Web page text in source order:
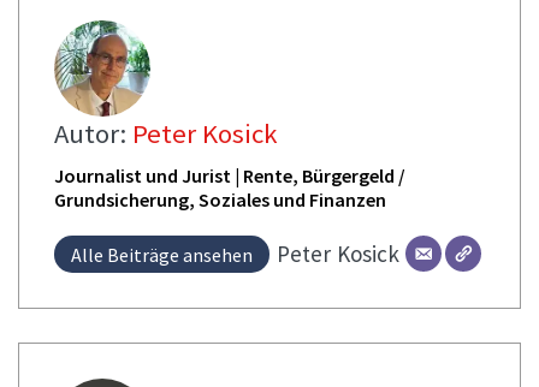
Autor: Peter Kosick
Journalist und Jurist | Rente, Bürgergeld /
Grundsicherung, Soziales und Finanzen
Alle Beiträge ansehen Peter Kosick